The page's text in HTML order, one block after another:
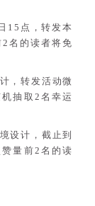
15点，转发本
名的读者将免
，转发活动微
抽取2名幸运
设计，截止到
量前2名的读